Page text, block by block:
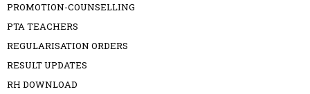
PROMOTION-COUNSELLING
PTA TEACHERS
REGULARISATION ORDERS
RESULT UPDATES
RH DOWNLOAD